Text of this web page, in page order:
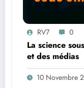
RV7 0
La science
et des médias
10 Novembre